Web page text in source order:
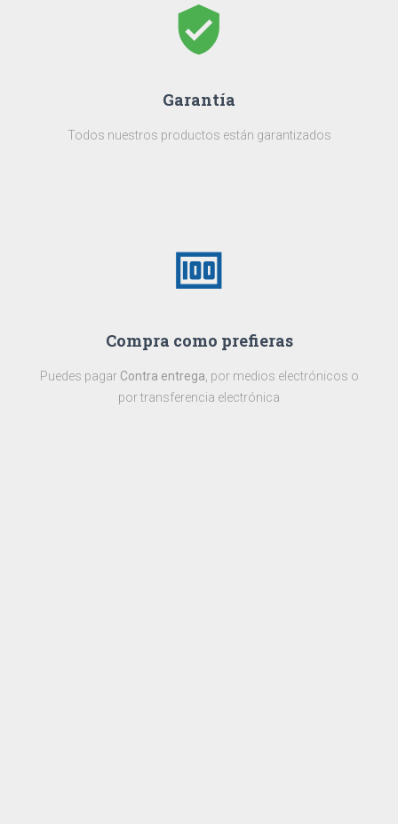
verified_user
Garantía
Todos nuestros productos están garantizados
money
Compra como prefieras
Puedes pagar Contra entrega , por medios electrónicos o
por transferencia electrónica